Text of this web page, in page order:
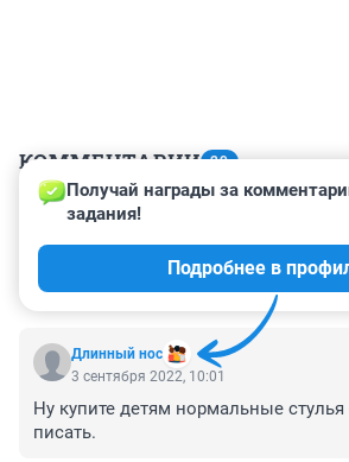
КОММЕНТАРИИ 29
Гость
Потому что попатерапию запретили!
Длинный нос
Получай награды за
задания!
Подробнее в
3 сентября 2022, 10:01
Ну купите детям нормальные
писать.